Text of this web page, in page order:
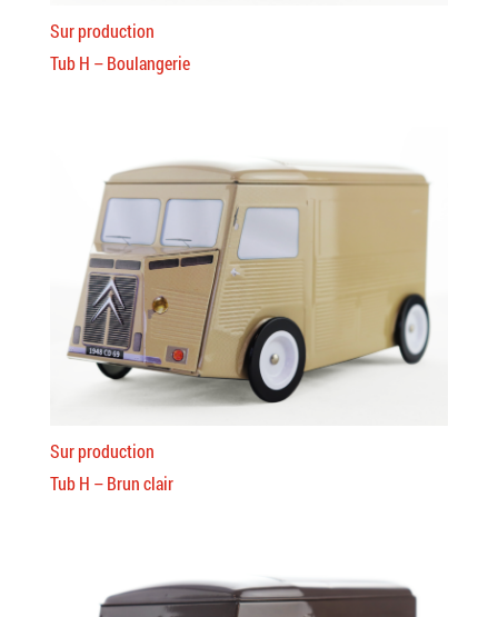
Sur production
Tub H – Boulangerie
Sur production
Tub H – Brun clair